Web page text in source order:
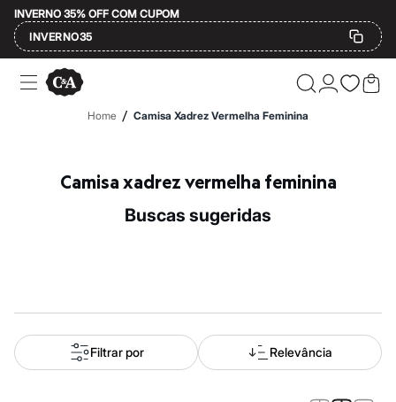
INVERNO 35% OFF COM CUPOM
INVERNO35
Ofertas
Compre por Departamento
Mindse7
Plus Size
Alfaiataria
Novidades
Roupas
Blusas e Camisetas
Home / Camisa Xadrez Vermelha Feminina
Camisa xadrez vermelha feminina
buscas sugeridas
Filtrar por Relevância